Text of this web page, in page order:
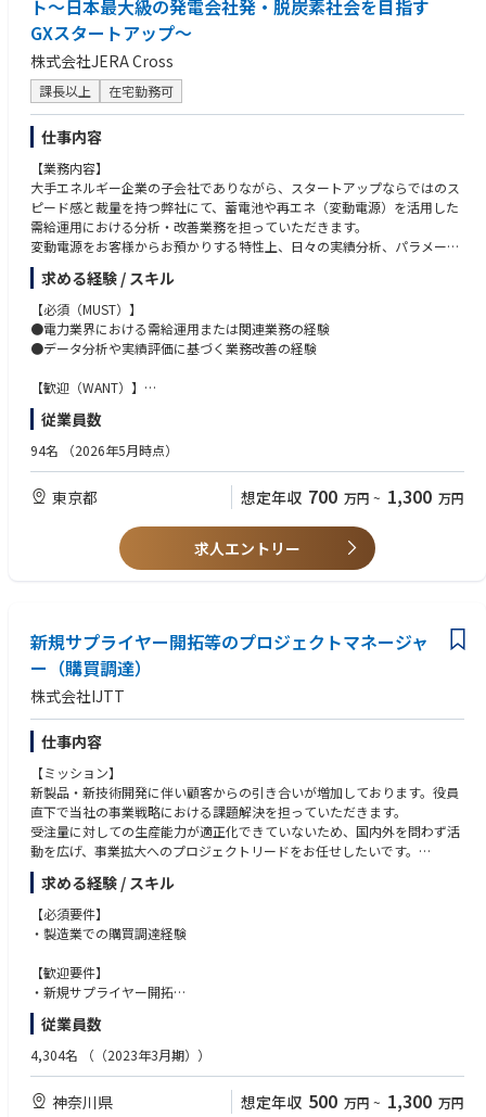
証・プロトタイプ推進など、多様な選択肢の中から最適解を設計し、事業
を成立させる力を磨けます。将来的には事業責任者として事業を率いるキ
ャリアも可能です。
ト～日本最大級の発電会社発・脱炭素社会を目指す
GXスタートアップ～
株式会社JERA Cross
課長以上 在宅勤務可
仕事内容
【業務内容】
大手エネルギー企業の子会社でありながら、スタートアップならではのス
ピード感と裁量を持つ弊社にて、蓄電池や再エネ（変動電源）を活用した
需給運用における分析・改善業務を担っていただきます。
変動電源をお客様からお預かりする特性上、日々の実績分析、パラメータ
最適化、レポーティング（マンスリーレポート等）を通じて、運用の高度
化・収益最大化を実現することが本ポジションのミッションです。
具体的には、需給調整市場・容量市場を含む市場環境や制度動向を踏まえ
ながら、
●入札・制御パラメータの改善・チューニング
などを担当いただきます。
単なる分析に留まらず、分析結果を運用やプロダクトに反映し、当社のプ
ロダクト進化に直結させていく役割を担っていただきます。
あらゆるエネルギー問題から解放された地球を創る。
JERA Cross は、日本最大級の発電事業者である JERA の 100 % 子会社と
◆創業のストーリー
JERA Cross が生まれた背景には、「2050 年ゼロエミッション」という JE
RA の大胆な挑戦があります。火力発電のリーディングカンパニーである
がゆえに、脱炭素への道のりは険しい——だからこそ、戦略策定と技術実
装を一気通貫で担う専門チームが必要でした。
2014–2019 東京電力と中部電力が JV を設立し、燃料調達と火力発電で国
内シェア 30 % を確立。
2020–2023 AI・半導体需要による電力需要急増と再エネ供給逼迫という
「2030 年再エネ導入の崖」が顕在化。
2024.6 企業の GX 加速を伴走するため、JERA Cross 設立。「脱炭素＝コ
スト」という常識を、「脱炭素＝価値」に変える旗印を掲げました。 必要
だったチームは想像を超え、今では技術実装だけでなくお客様の戦略パー
トナーとなり、難題の解決に共創・貢献しています。
Value｜やりきるまで進化する。進化するまでやりきる。
・挑戦者たれ：挑戦を楽しみ、切り拓く。まずはやってみる
ーChallenge with Passion. Be the Pioneer.
・実行者たれ：工夫を続け、最後までやり切る
ーExplore Solutions. Deliver Real Impact.
・共創者たれ：お客様の成功を“自分ごと”として追求する
ーAlways Acting in the Client’s Best Interest.
・協働者たれ：仲間を信じ、共に壁を乗り越える
求める経験 / スキル
【必須（MUST）】
●電力業界における需給運用または関連業務の経験
●データ分析や実績評価に基づく業務改善の経験
【歓迎（WANT）】
●需給調整市場、容量市場における運用または分析経験
●蓄電池や再エネの運用データ分析、最適化経験
●Excel等を用いたデータ分析スキル
【求める人物像】
●データや事実に基づき、運用改善を回し続けられる方
●分析だけで終わらず、実運用や仕組みに落とし込める方
●不確実性の高い環境でも仮説検証を高速に回せる方
●社内外と連携しながら価値創出までやり切れる方
従業員数
94名 （2026年5月時点）
東京都 想定年収 700 万円 ~ 1,300 万円
求人エントリー
新規サプライヤー開拓等のプロジェクトマネージャ
ー（購買調達）
株式会社IJTT
仕事内容
【ミッション】
新製品・新技術開発に伴い顧客からの引き合いが増加しております。役員
直下で当社の事業戦略における課題解決を担っていただきます。
受注量に対しての生産能力が適正化できていないため、国内外を問わず活
動を広げ、事業拡大へのプロジェクトリードをお任せしたいです。
【詳細】
・新規サプライヤー探索の強化
・外注先生産立ち上げ管理
求める経験 / スキル
【必須要件】
・製造業での購買調達経験
【歓迎要件】
・新規サプライヤー開拓
・サプライヤー監査
・工程改善、品質改善、コスト改善
従業員数
4,304名 （（2023年3月期））
神奈川県 想定年収 500 万円 ~ 1,300 万円